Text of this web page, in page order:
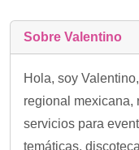
Sobre Valentino
Hola, soy
regional mexicana,
servicios para
temáticas,